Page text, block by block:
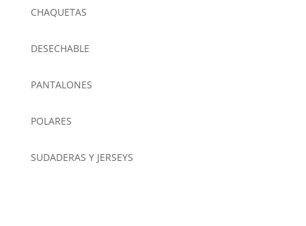
CHAQUETAS
DESECHABLE
PANTALONES
POLARES
SUDADERAS Y JERSEYS